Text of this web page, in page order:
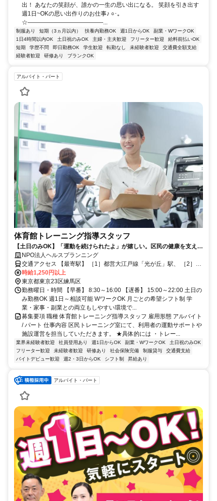
出！ あなたの笑顔が、誰かの一生の思い出になる。 笑顔を引き出す
週1日~OKの思い出作りのお仕事♪ ○･｡
☆―――――――――――――...
制服あり 短期（3ヵ月以内） 扶養内勤務OK 週1日からOK
副業・WワークOK
1日4時間以内OK
土日祝のみOK 主婦・主夫歓迎 フリーター歓迎
給料前払いOK
短期
学歴不問 即日勤務OK 学生歓迎 転勤なし 未経験者歓迎
交通費全額支給
経験者歓迎
研修あり ブランクOK
アルバイト・パート
体育館トレーニング指導スタッフ
【土日のみOK】「運動を続けられたよ」が嬉しい。区民の健康を支える
トレーニング指導スタッフ
NPO法人ヘルスプランニング
交通アクセス 【最寄駅】 ［1］都営大江戸線「光が丘」駅、 ［2］東
京メトロ有楽町線・副都心線「平和台」駅、 ［3］西武新宿線「上石
神井」駅、 ［4］西武池袋線「大泉学園」駅、 ［5］西武池袋線「石
神井公園」駅
時給1,250円以上
東京都東京23区練馬区
勤務曜日・時間 【早番】 8:30～16:00 【遅番】 15:00～22:00 土日の
み勤務OK 週1日～相談可能 WワークOK 月ごとの希望シフト制 学
業・家事・副業との両立もしやすい環境で...
募集要項 職種 体育館トレーニング指導スタッフ 雇用形態 アルバイト
/ パート 仕事内容 区民トレーニング室にて、利用者の運動サポートや
施設運営を担当していただきます。 ★具体的には ・トレー...
業界未経験者歓迎 社員登用あり 週1日からOK 副業・WワークOK
土日祝のみOK
フリーター歓迎
未経験者歓迎 研修あり 社会保険完備 制服貸与
交通費支給
バイトデビュー歓迎
週2・3日からOK シフト制 昇給あり
アルバイト・パート